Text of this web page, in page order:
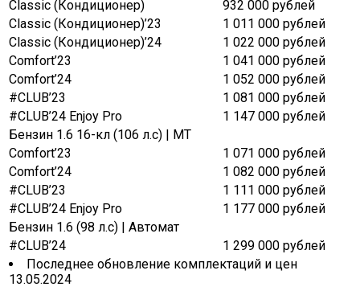
Classic (Кондиционер)
932 000 рублей
Classic (Кондиционер)’23
1 011 000 рублей
Classic (Кондиционер)’24
1 022 000 рублей
Comfort’23
1 041 000 рублей
Comfort’24
1 052 000 рублей
#CLUB’23
1 081 000 рублей
#CLUB’24 Enjoy Pro
1 147 000 рублей
Бензин 1.6 16-кл (106 л.с) | MT
Comfort’23
1 071 000 рублей
Comfort’24
1 082 000 рублей
#CLUB’23
1 111 000 рублей
#CLUB’24 Enjoy Pro
1 177 000 рублей
Бензин 1.6 (98 л.с) | Автомат
#CLUB’24
1 299 000 рублей
Последнее обновление комплектаций и цен
13.05.2024